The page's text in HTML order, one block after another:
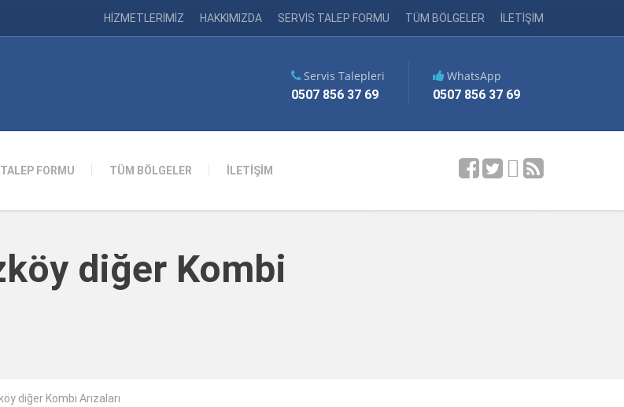
HİZMETLERİMİZ HAKKIMIZDA SERVİS TALEP FORMU TÜM BÖLGELER İLETİŞİM
FORMU TÜM BÖLGELER İLETİŞİM
Servis Talepleri
0507 856 37 69
WhatsApp
0507 856 37 69
diğer Kombi
diğer Kombi Arızaları